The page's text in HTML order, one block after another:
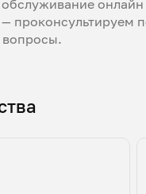
онлайн
проконсультируем
вопросы.